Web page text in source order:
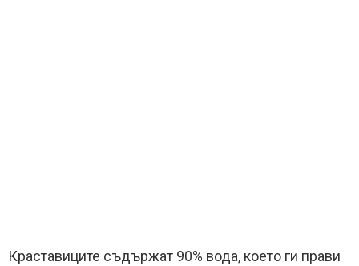
Краставиците съдържат 90% вода, което ги прави